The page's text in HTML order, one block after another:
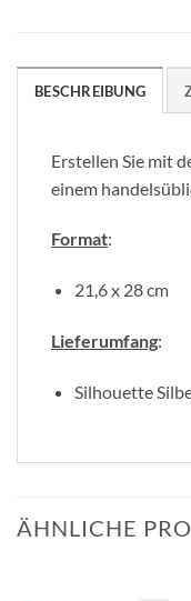
BESCHREIBUNG
Erstellen Sie mit
einem
Format:
21,6 x 28 cm
Lieferumfang:
Silhouette
ÄHNLICHE